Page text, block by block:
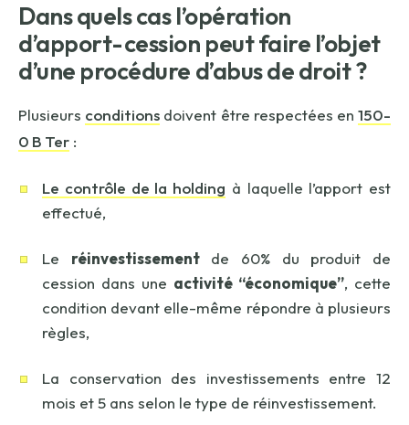
Dans quels cas l’opération
d’apport-cession peut faire l’objet
d’une procédure d’abus de droit ?
Plusieurs conditions doivent être respectées en150-
0 B Ter :
Le contrôle de la holding à laquelle l’apport est
effectué,
Le réinvestissementde 60% du produit de
cession dans une activité “économique”, cette
condition devant elle-même répondre à plusieurs
règles,
La conservation des investissements entre 12
mois et 5 ans selon le type de réinvestissement.